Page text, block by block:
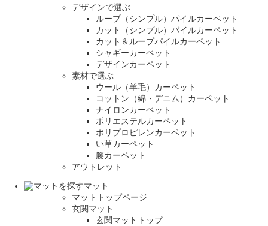
デザインで選ぶ
ループ（シンプル）パイルカーペット
カット（シンプル）パイルカーペット
カット＆ループパイルカーペット
シャギーカーペット
デザインカーペット
素材で選ぶ
ウール（羊毛）カーペット
コットン（綿・デニム）カーペット
ナイロンカーペット
ポリエステルカーペット
ポリプロピレンカーペット
い草カーペット
籐カーペット
アウトレット
マット
マットトップページ
玄関マット
玄関マットトップ